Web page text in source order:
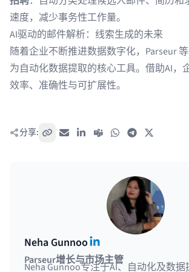
速度，减少事务性工作量。
AI驱动的邮件解析：线索生成的未来
随着企业不断推进数据数字化，Parseur
为自动化数据提取的核心工具。借助AI，
效率、准确性与可扩展性。
分享: 复制链接电子邮件LinkedIn
Teams WhatsAppTelegram
Neha GunnooLinkedIn
Parseur增长与市场主管
Neha Gunnoo专注于AI、自动化及数据